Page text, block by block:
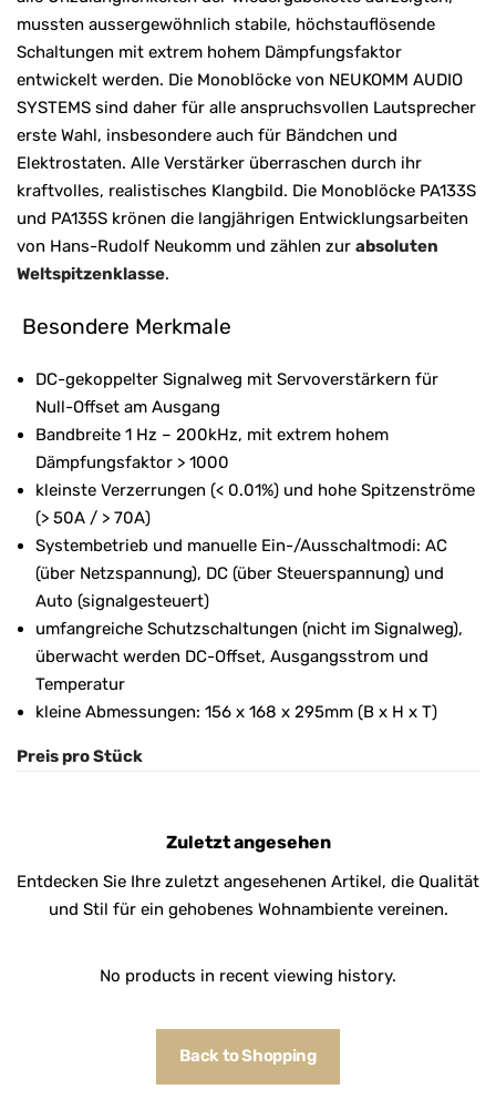
mussten aussergewöhnlich stabile, höchstauflösende
Schaltungen mit extrem hohem Dämpfungsfaktor
entwickelt werden. Die Monoblöcke von NEUKOMM AUDIO
SYSTEMS sind daher für alle anspruchsvollen Lautsprecher
erste Wahl, insbesondere auch für Bändchen und
Elektrostaten. Alle Verstärker überraschen durch ihr
kraftvolles, realistisches Klangbild. Die Monoblöcke PA133S
und PA135S krönen die langjährigen Entwicklungsarbeiten
von Hans-Rudolf Neukomm und zählen zur absoluten
Weltspitzenklasse.
Besondere Merkmale
DC-gekoppelter Signalweg mit Servoverstärkern für
Null-Offset am Ausgang
Bandbreite 1 Hz – 200kHz, mit extrem hohem
Dämpfungsfaktor > 1000
kleinste Verzerrungen (< 0.01%) und hohe Spitzenströme
(> 50A / > 70A)
Systembetrieb und manuelle Ein-/Ausschaltmodi: AC
(über Netzspannung), DC (über Steuerspannung) und
Auto (signalgesteuert)
umfangreiche Schutzschaltungen (nicht im Signalweg),
überwacht werden DC-Offset, Ausgangsstrom und
Temperatur
kleine Abmessungen: 156 x 168 x 295mm (B x H x T)
Preis pro Stück
Zuletzt angesehen
Entdecken Sie Ihre zuletzt angesehenen Artikel, die Qualität
und Stil für ein gehobenes Wohnambiente vereinen.
No products in recent viewing history.
Back to Shopping